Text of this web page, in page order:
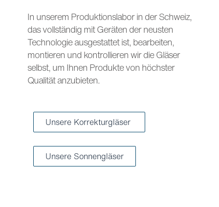
In unserem Produktionslabor in der Schweiz,
das vollständig mit Geräten der neusten
Technologie ausgestattet ist, bearbeiten,
montieren und kontrollieren wir die Gläser
selbst, um Ihnen Produkte von höchster
Qualität anzubieten.
Unsere Korrekturgläser
Unsere Sonnengläser